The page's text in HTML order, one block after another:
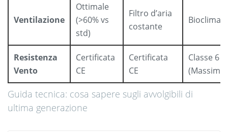
Ventilazione
Ottimale
(>60% vs
std)
Filtro d’aria
costante
Resistenza
Vento
Certificata
CE
Certificata
CE
Classe 6
(Massima)
Guida tecnica: cosa sapere sugli avvolgibili di
ultima generazione